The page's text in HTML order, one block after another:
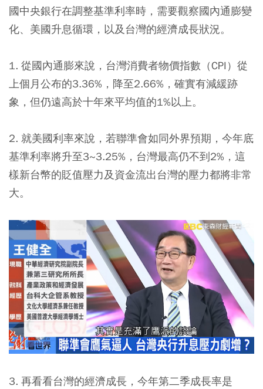
國中央銀行在調整基準利率時，需要觀察國內通膨變
化、美國升息循環，以及台灣的經濟成長狀況。
1. 從國內通膨來說，台灣消費者物價指數（CPI）從
上個月公布的3.36%，降至2.66%，確實有減緩跡
象， 但仍遠高於十年來平均值的1%以上。
2. 就美國利率來說，若聯準會如同外界預期，今年底
基準利率將升至3~3.25%，台灣最高仍不到2%，這
樣新台幣的貶值壓力及資金流出台灣的壓力都將非常
大。
3. 再看看台灣的經濟成長，今年第二季成長率是